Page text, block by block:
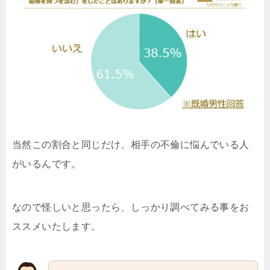
当然この割合と同じだけ、相手の不倫に悩んでいる人
がいるんです。
なので怪しいと思ったら、しっかり調べてみる事をお
ススメいたします。